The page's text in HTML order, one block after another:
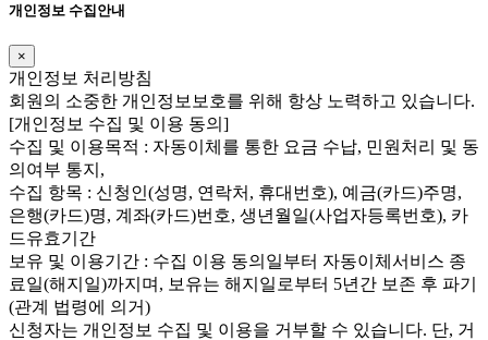
개인정보 수집안내
×
개인정보 처리방침
회원의 소중한 개인정보보호를 위해 항상 노력하고 있습니다.
[개인정보 수집 및 이용 동의]
수집 및 이용목적 : 자동이체를 통한 요금 수납, 민원처리 및 동
의여부 통지,
수집 항목 : 신청인(성명, 연락처, 휴대번호), 예금(카드)주명,
은행(카드)명, 계좌(카드)번호, 생년월일(사업자등록번호), 카
드유효기간
보유 및 이용기간 : 수집 이용 동의일부터 자동이체서비스 종
료일(해지일)까지며, 보유는 해지일로부터 5년간 보존 후 파기
(관계 법령에 의거)
신청자는 개인정보 수집 및 이용을 거부할 수 있습니다. 단, 거